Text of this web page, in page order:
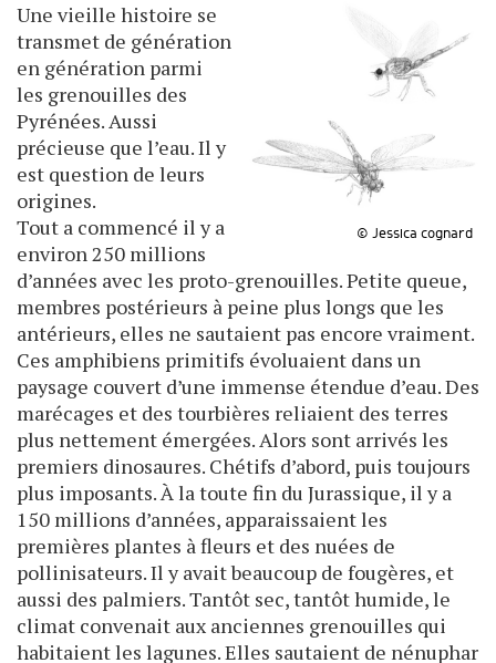
© Jessica cognard
Une vieille histoire se
transmet de génération
en génération parmi
les grenouilles des
Pyrénées. Aussi
précieuse que l’eau. Il y
est question de leurs
origines.
Tout a commencé il y a
environ 250 millions
d’années avec les proto-grenouilles. Petite queue,
membres postérieurs à peine plus longs que les
antérieurs, elles ne sautaient pas encore vraiment.
Ces amphibiens primitifs évoluaient dans un
paysage couvert d’une immense étendue d’eau. Des
marécages et des tourbières reliaient des terres
plus nettement émergées. Alors sont arrivés les
premiers dinosaures. Chétifs d’abord, puis toujours
plus imposants. À la toute fin du Jurassique, il y a
150 millions d’années, apparaissaient les
premières plantes à fleurs et des nuées de
pollinisateurs. Il y avait beaucoup de fougères, et
aussi des palmiers. Tantôt sec, tantôt humide, le
climat convenait aux anciennes grenouilles qui
habitaient les lagunes. Elles sautaient de nénuphar